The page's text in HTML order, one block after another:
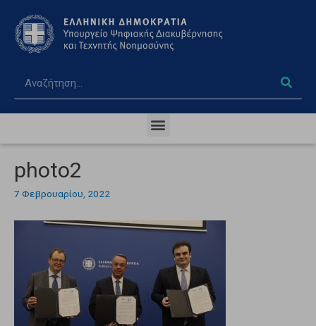
photo2
7 Φεβρουαρίου, 2022